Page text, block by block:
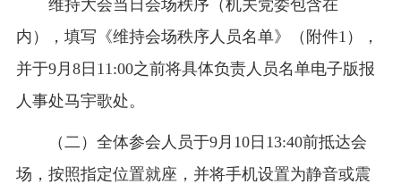
维持大会当日会场秩序（机关党委包含在
内），填写《维持会场秩序人员名单》（附件1），
并于9月8日11:00之前将具体负责人员名单电子版报
人事处马宇歌处。
（二）全体参会人员于9月10日13:40前抵达会
场，按照指定位置就座，并将手机设置为静音或震